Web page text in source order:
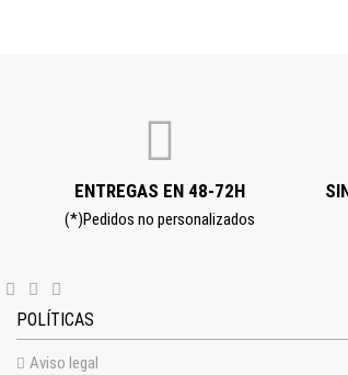
ENTREGAS EN 48-72H
(*)Pedidos no personalizados
POLÍTICAS
Aviso legal